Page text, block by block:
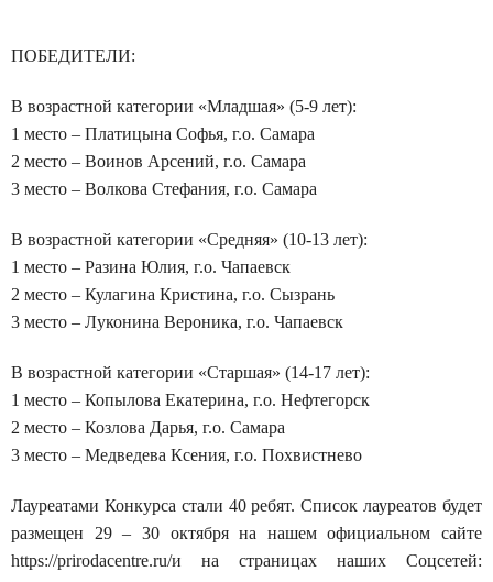
ПОБЕДИТЕЛИ:
В возрастной категории «Младшая» (5-9 лет):
1 место – Платицына Софья, г.о. Самара
2 место – Воинов Арсений, г.о. Самара
3 место – Волкова Стефания, г.о. Самара
В возрастной категории «Средняя» (10-13 лет):
1 место – Разина Юлия, г.о. Чапаевск
2 место – Кулагина Кристина, г.о. Сызрань
3 место – Луконина Вероника, г.о. Чапаевск
В возрастной категории «Старшая» (14-17 лет):
1 место – Копылова Екатерина, г.о. Нефтегорск
2 место – Козлова Дарья, г.о. Самара
3 место – Медведева Ксения, г.о. Похвистнево
Лауреатами Конкурса стали 40 ребят. Список лауреатов будет
размещен 29 – 30 октября на нашем официальном сайте
https://prirodacentre.ru/и на страницах наших Соцсетей: